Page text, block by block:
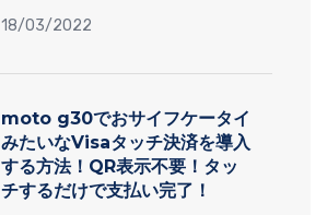
18/03/2022
moto g30でおサイフケータイ
みたいなVisaタッチ決済を導入
する方法！QR表示不要！タッ
チするだけで支払い完了！